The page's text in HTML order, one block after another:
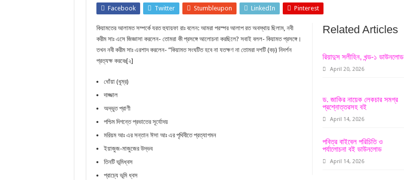
জুলুমকারীকে বাধা দেওয়া উচিত।
রিয়াদুস সলীহিন, খন্ড-১ ডাউনলোড
ড. জাকির নায়েক লেকচার সমগ্র প্রশ্নোত্তরসহ বই
Facebook Twitter Stumbleupon LinkedIn Pinterest
Related Articles
রিয়াদুস সলীহিন, খন্ড-১ ডাউনলোড
April 20, 2026
ড. জাকির নায়েক লেকচার সমগ্র
প্রশ্নোত্তরসহ বই
April 14, 2026
পবিত্র বাইবেল পরিচিতি ও
পর্যালোচনা বই ডাউনলোড
April 14, 2026
কিয়ামতের আলামত সম্পর্কে যরত হুযায়ফা রাঃ বলেন: আমরা পরস্পর আলাপ রত অবস্থায় ছিলাম, নবী
করীম সাঃ এসে জিজ্ঞাসা করলেন- তোমরা কী প্রসঙ্গে আলোচনা করছিলে? সবাই বলল- কিয়ামত প্রসঙ্গে।
তখন নবী করীম সাঃ এরশাদ করলেন- ”কিয়ামত সংঘটিত হবে না যতক্ষণ না তোমরা দশটি (বড়) নিদর্শন
প্রত্যক্ষ করবেঃ[২]
ধোঁয়া (ধূম্র)
দাজ্জাল
অদ্ভুত প্রাণী
পশ্চিম দিগন্তে প্রভাতের সূর্যোদয়
মরিয়ম আঃ এর সন্তান ঈসা আঃ এর পৃথিবীতে প্রত্যাগমন
ইয়াজুজ-মাজুজের উদ্ভব
তিনটি ভূমিধ্বস
প্রাচ্যে ভূমি ধ্বস